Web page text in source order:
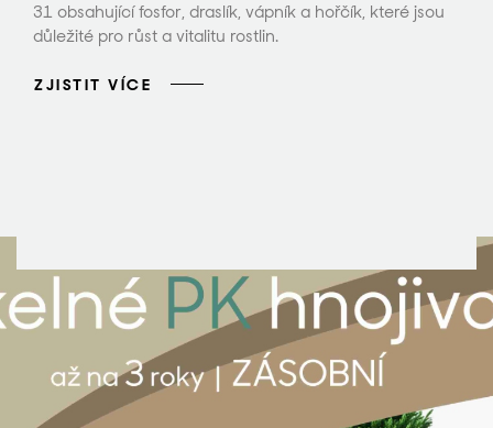
31 obsahující fosfor, draslík, vápník a hořčík, které jsou
důležité pro růst a vitalitu rostlin.
ZJISTIT VÍCE